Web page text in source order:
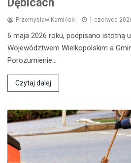
Przemysław Kamiński 1 czerwca
6 maja 2026 roku, podpisano istotną
Województwem Wielkopolskim a
Porozumienie…
Czytaj dalej